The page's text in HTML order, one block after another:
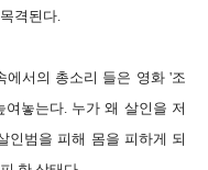
격된다.
에서의 총소리 들은 영화 '조
놓는다. 누가 왜 살인을 저
인범을 피해 몸을 피하게 되